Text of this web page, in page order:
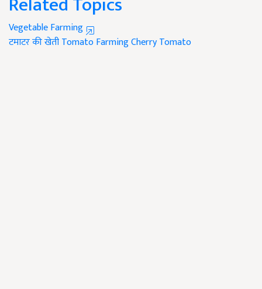
Vegetable Farming
टमाटर की खेतीTomato FarmingCherry Tomato